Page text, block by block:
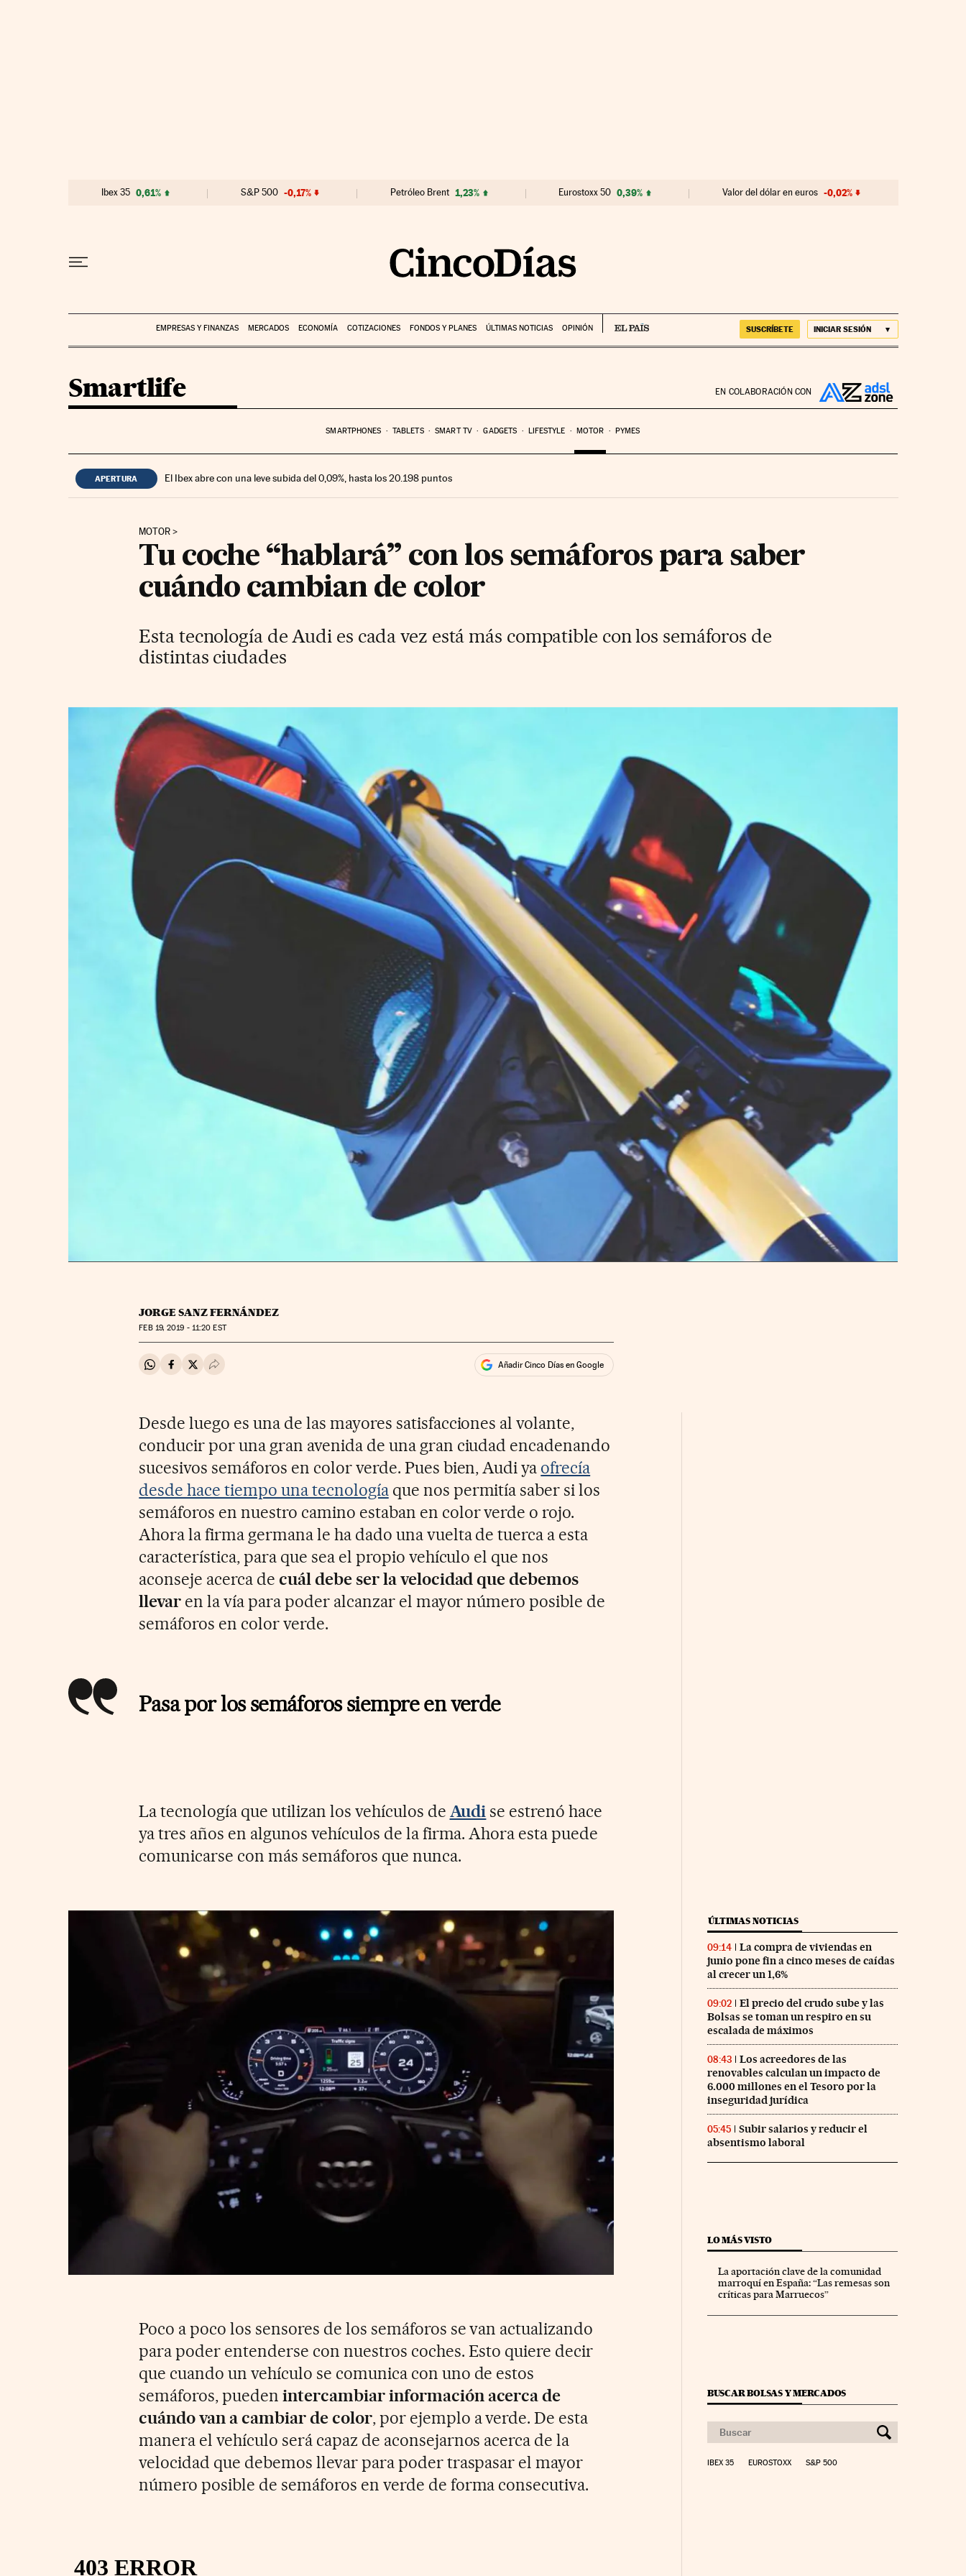
Ibex 35 0,61% S&P 500 -0,17% Petróleo Brent 1,23% Eurostoxx 50 0,39% Valor del dólar en euros -0,02%
EMPRESAS Y FINANZAS MERCADOS ECONOMÍA COTIZACIONES FONDOS Y PLANES ÚLTIMAS NOTICIAS OPINIÓN SUSCRÍBETE INICIAR SESIÓN
EN COLABORACIÓN CON
Smartlife
SMARTPHONES TABLETS SMART TV GADGETS LIFESTYLE MOTOR PYMES
APERTURA El Ibex abre con una leve subida del 0,09%, hasta los 20.198 puntos
MOTOR
Tu coche “hablará” con los semáforos para saber
cuándo cambian de color
Esta tecnología de Audi es cada vez está más compatible con los semáforos de
distintas ciudades
JORGE SANZ FERNÁNDEZ
FEB19, 2019 - 11:20 EST
Compartir en Whatsapp
Compartir en Facebook
Compartir en Twitter
Desplegar Redes Sociales Añadir Cinco Días en Google
Desde luego es una de las mayores satisfacciones al volante,
conducir por una gran avenida de una gran ciudad encadenando
sucesivos semáforos en color verde. Pues bien, Audi ya ofrecía
desde hace tiempo una tecnologíaque nos permitía saber si los
semáforos en nuestro camino estaban en color verde o rojo.
Ahora la firma germana le ha dado una vuelta de tuerca a esta
característica, para que sea el propio vehículo el que nos
aconseje acerca de cuál debe ser la velocidad que debemos
llevar en la vía para poder alcanzar el mayor número posible de
semáforos en color verde.
Pasa por los semáforos siempre en verde
La tecnología que utilizan los vehículos de Audi se estrenó hace
ya tres años en algunos vehículos de la firma. Ahora esta puede
comunicarse con más semáforos que nunca.
Poco a poco los sensores de los semáforos se van actualizando
para poder entenderse con nuestros coches. Esto quiere decir
que cuando un vehículo se comunica con uno de estos
semáforos, pueden intercambiar información acerca de
cuándo van a cambiar de color, por ejemplo a verde. De esta
manera el vehículo será capaz de aconsejarnos acerca de la
velocidad que debemos llevar para poder traspasar el mayor
número posible de semáforos en verde de forma consecutiva.
ÚLTIMAS NOTICIAS
09:14
La compra de viviendas en
junio pone fin a cinco meses de caídas
al crecer un 1,6%
09:02
El precio del crudo sube y las
Bolsas se toman un respiro en su
escalada de máximos
08:43
Los acreedores de las
renovables calculan un impacto de
6.000 millones en el Tesoro por la
inseguridad jurídica
05:45
Subir salarios y reducir el
absentismo laboral
LO MÁS VISTO
La aportación clave de la comunidad
marroquí en España: “Las remesas son
críticas para Marruecos”
BUSCAR BOLSAS Y MERCADOS
IBEX 35 EUROSTOXX S&P 500